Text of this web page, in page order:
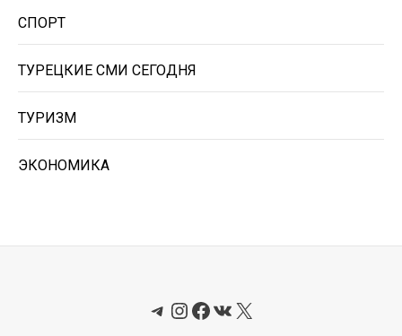
СПОРТ
ТУРЕЦКИЕ СМИ СЕГОДНЯ
ТУРИЗМ
ЭКОНОМИКА
Telegram
Instagram
Facebook
ВКонтакте
X